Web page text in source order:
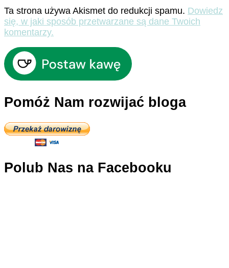
Ta strona używa Akismet do redukcji spamu. Dowiedz
się, w jaki sposób przetwarzane są dane Twoich
komentarzy.
Pomóż Nam rozwijać bloga
Polub Nas na Facebooku